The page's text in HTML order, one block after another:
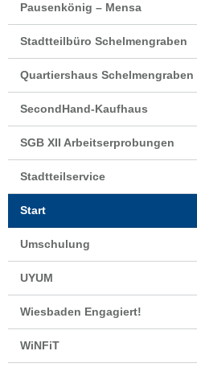
Pausenkönig – Mensa
Stadtteilbüro Schelmengraben
Quartiershaus Schelmengraben
SecondHand-Kaufhaus
SGB XII Arbeitserprobungen
Stadtteilservice
Start
Umschulung
UYUM
Wiesbaden Engagiert!
WiNFiT